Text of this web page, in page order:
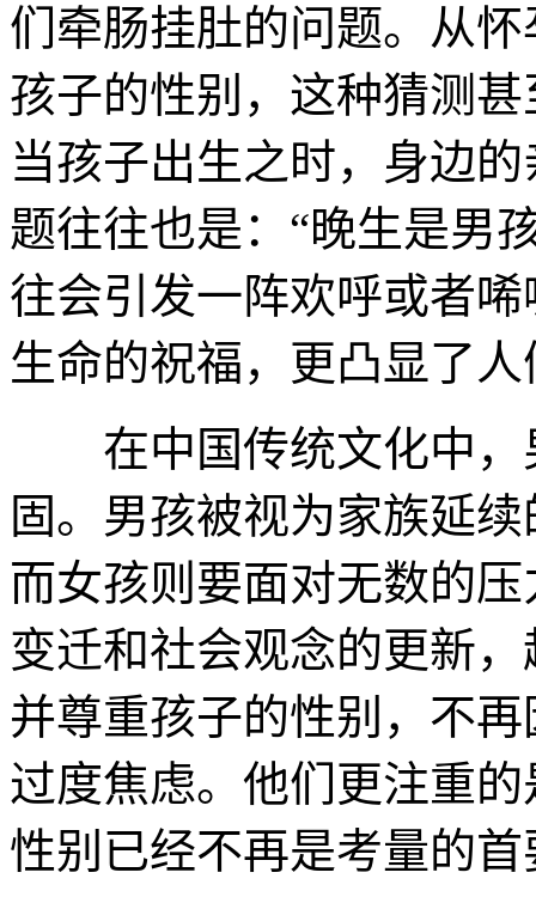
们牵肠挂肚的问题。从
孩子的性别，这种猜测
当孩子出生之时，身边
题往往也是：“晚生是男
往会引发一阵欢呼或者
生命的祝福，更凸显了
在中国传统文化中，
固。男孩被视为家族延
而女孩则要面对无数的
变迁和社会观念的更新
并尊重孩子的性别，不
过度焦虑。他们更注重
性别已经不再是考量的